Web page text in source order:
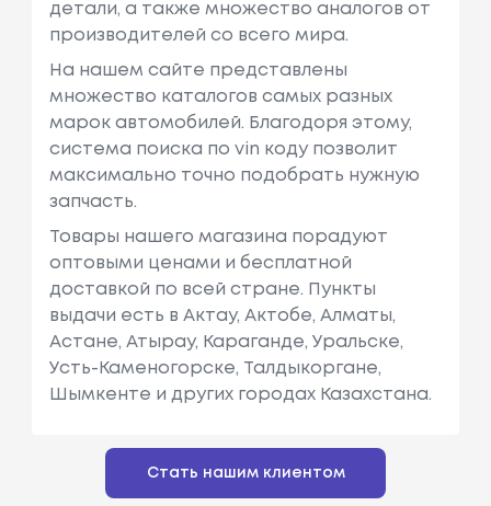
детали, а также множество аналогов от
производителей со всего мира.
На нашем сайте представлены
множество каталогов самых разных
марок автомобилей. Благодоря этому,
система поиска по vin коду позволит
максимально точно подобрать нужную
запчасть.
Товары нашего магазина порадуют
оптовыми ценами и бесплатной
доставкой по всей стране. Пункты
выдачи есть в Актау, Актобе, Алматы,
Астане, Атырау, Караганде, Уральске,
Усть-Каменогорске, Талдыкоргане,
Шымкенте и других городах Казахстана.
Стать нашим клиентом